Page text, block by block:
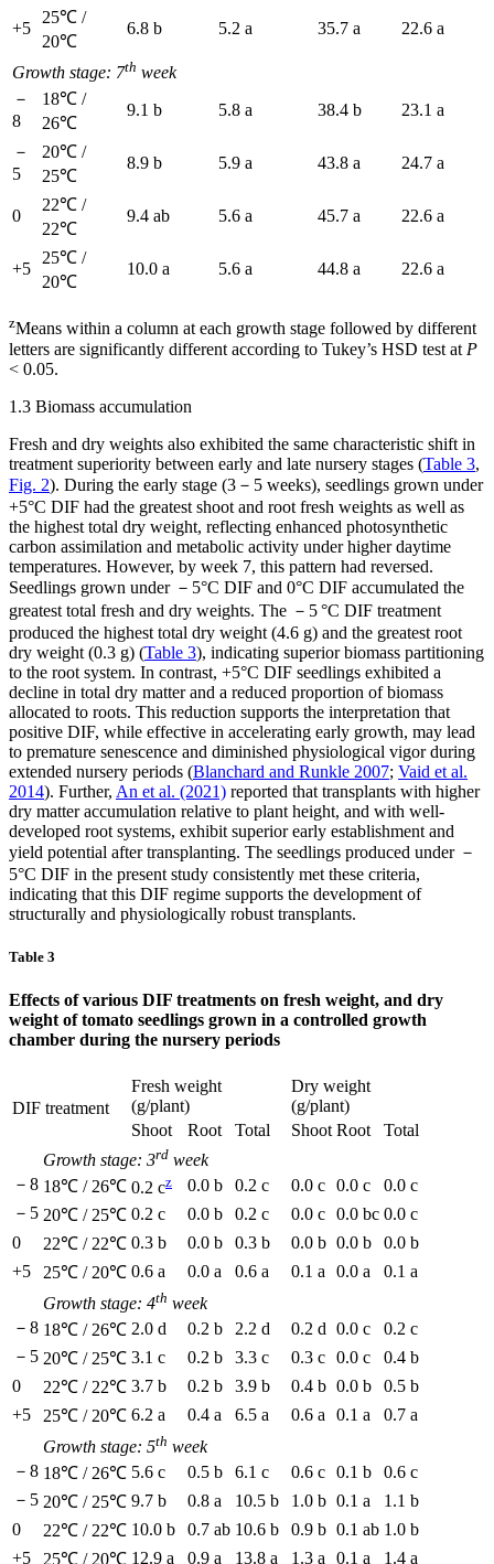
+5
25℃ /
20℃
6.8 b 5.2 a 35.7 a 22.6 a
Growth stage: 7th week
－
8
18℃ /
26℃
9.1 b 5.8 a 38.4 b 23.1 a
－
5
20℃ /
25℃
8.9 b 5.9 a 43.8 a 24.7 a
0
22℃ /
22℃
9.4 ab 5.6 a 45.7 a 22.6 a
+5
25℃ /
20℃
10.0 a 5.6 a 44.8 a 22.6 a
zMeans within a column at each growth stage followed by different
letters are significantly different according to Tukey’s HSD test at P
< 0.05.
1.3 Biomass accumulation
Fresh and dry weights also exhibited the same characteristic shift in
treatment superiority between early and late nursery stages (Table 3,
Fig. 2). During the early stage (3－5 weeks), seedlings grown under
+5°C DIF had the greatest shoot and root fresh weights as well as
the highest total dry weight, reflecting enhanced photosynthetic
carbon assimilation and metabolic activity under higher daytime
temperatures. However, by week 7, this pattern had reversed.
Seedlings grown under －5°C DIF and 0°C DIF accumulated the
greatest total fresh and dry weights. The －5 °C DIF treatment
produced the highest total dry weight (4.6 g) and the greatest root
dry weight (0.3 g) (Table 3), indicating superior biomass partitioning
to the root system. In contrast, +5°C DIF seedlings exhibited a
decline in total dry matter and a reduced proportion of biomass
allocated to roots. This reduction supports the interpretation that
positive DIF, while effective in accelerating early growth, may lead
to premature senescence and diminished physiological vigor during
extended nursery periods (Blanchard and Runkle 2007; Vaid et al.
2014). Further, An et al. (2021) reported that transplants with higher
dry matter accumulation relative to plant height, and with well-
developed root systems, exhibit superior early establishment and
yield potential after transplanting. The seedlings produced under －
5°C DIF in the present study consistently met these criteria,
indicating that this DIF regime supports the development of
structurally and physiologically robust transplants.
Table 3
Effects of various DIF treatments on fresh weight, and dry
weight of tomato seedlings grown in a controlled growth
chamber during the nursery periods
DIF treatment
Fresh weight
(g/plant)
Dry weight
(g/plant)
Shoot
Root Total Shoot Root
Total
Growth stage: 3rd week
－8 18℃ / 26℃ 0.2 cz 0.0 b 0.2 c 0.0 c 0.0 c
0.0 c
－5 20℃ / 25℃ 0.2 c 0.0 b 0.2 c 0.0 c 0.0 bc 0.0 c
0
22℃ / 22℃ 0.3 b 0.0 b 0.3 b 0.0 b 0.0 b
0.0 b
+5
25℃ / 20℃ 0.6 a 0.0 a 0.6 a 0.1 a 0.0 a
0.1 a
Growth stage: 4th week
－8 18℃ / 26℃ 2.0 d 0.2 b 2.2 d 0.2 d 0.0 c
0.2 c
－5 20℃ / 25℃ 3.1 c 0.2 b 3.3 c 0.3 c 0.0 c
0.4 b
0
22℃ / 22℃ 3.7 b 0.2 b 3.9 b 0.4 b 0.0 b
0.5 b
+5
25℃ / 20℃ 6.2 a 0.4 a 6.5 a 0.6 a 0.1 a
0.7 a
Growth stage: 5th week
－8 18℃ / 26℃ 5.6 c 0.5 b 6.1 c 0.6 c 0.1 b
0.6 c
－5 20℃ / 25℃ 9.7 b 0.8 a 10.5 b 1.0 b 0.1 a
1.1 b
0
22℃ / 22℃ 10.0 b 0.7 ab 10.6 b 0.9 b 0.1 ab 1.0 b
+5
25℃ / 20℃ 12.9 a 0.9 a 13.8 a 1.3 a 0.1 a 1.4 a